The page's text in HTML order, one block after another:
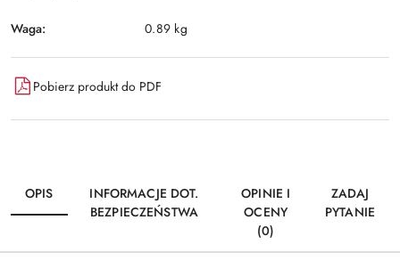
Waga: 0.89 kg
Pobierz produkt do PDF
OPIS
INFORMACJE DOT.
BEZPIECZEŃSTWA
OPINIE I
OCENY
(0)
ZADAJ
PYTANIE